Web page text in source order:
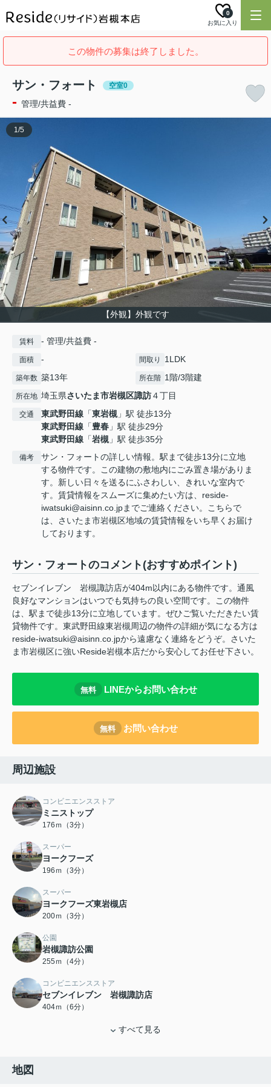
お気に入り
0
この物件の募集は終了しました。
サン・フォート 空室0
- 管理/共益費 -
【外観】外観です
1/5
賃料 - 管理/共益費 -
面積 - 間取り 1LDK
築年数 築13年 所在階 1階/3階建
所在地 埼玉県さいたま市岩槻区諏訪４丁目
交通 東武野田線 「東岩槻 」駅 徒歩13分
東武野田線 「豊春 」駅 徒歩29分
東武野田線 「岩槻 」駅 徒歩35分
備考
サン・フォートの詳しい情報。駅まで徒歩13分に立地
する物件です。この建物の敷地内にごみ置き場がありま
す。新しい日々を送るにふさわしい、きれいな室内で
す。賃貸情報をスムーズに集めたい方は、reside-
iwatsuki@aisinn.co.jpまでご連絡ください。こちらで
は、さいたま市岩槻区地域の賃貸情報をいち早くお届け
しております。
サン・フォートのコメント(おすすめポイント)
セブンイレブン 岩槻諏訪店が404m以内にある物件です。通風
良好なマンションはいつでも気持ちの良い空間です。この物件
は、駅まで徒歩13分に立地しています。ぜひご覧いただきたい賃
貸物件です。東武野田線東岩槻周辺の物件の詳細が気になる方は
reside-iwatsuki@aisinn.co.jpから遠慮なく連絡をどうぞ。さいた
ま市岩槻区に強いReside岩槻本店だから安心してお任せ下さい。
無料 LINEからお問い合わせ
無料 お問い合わせ
周辺施設
コンビニエンスストア
ミニストップ
176ｍ（3分）
スーパー
ヨークフーズ
196ｍ（3分）
スーパー
ヨークフーズ東岩槻店
200ｍ（3分）
公園
岩槻諏訪公園
255ｍ（4分）
コンビニエンスストア
セブンイレブン 岩槻諏訪店
404ｍ（6分）
すべて見る
地図